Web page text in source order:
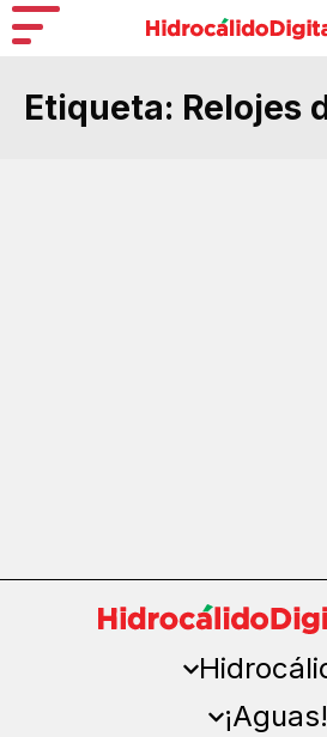
Etiqueta: Relojes
¡Aguas!